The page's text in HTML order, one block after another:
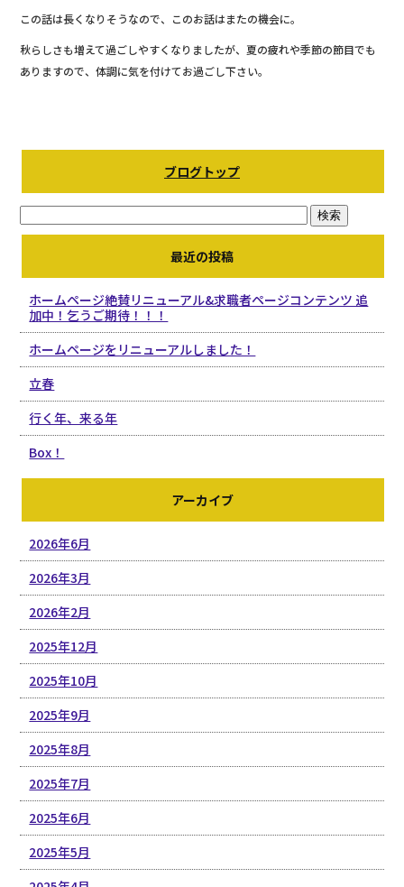
この話は長くなりそうなので、このお話はまたの機会に。
秋らしさも増えて過ごしやすくなりましたが、夏の疲れや季節の節目でも
ありますので、体調に気を付けてお過ごし下さい。
ブログトップ
最近の投稿
ホームページ絶賛リニューアル&求職者ページコンテンツ 追
加中！乞うご期待！！！
ホームページをリニューアルしました！
立春
行く年、来る年
Box！
アーカイブ
2026年6月
2026年3月
2026年2月
2025年12月
2025年10月
2025年9月
2025年8月
2025年7月
2025年6月
2025年5月